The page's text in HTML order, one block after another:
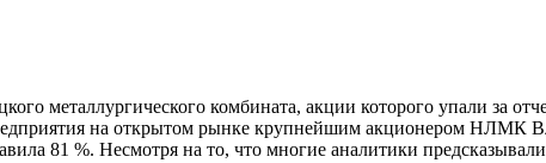
металлургического комбината, акции которого упали за
на открытом рынке крупнейшим акционером НЛМК
81 %. Несмотря на то, что многие аналитики